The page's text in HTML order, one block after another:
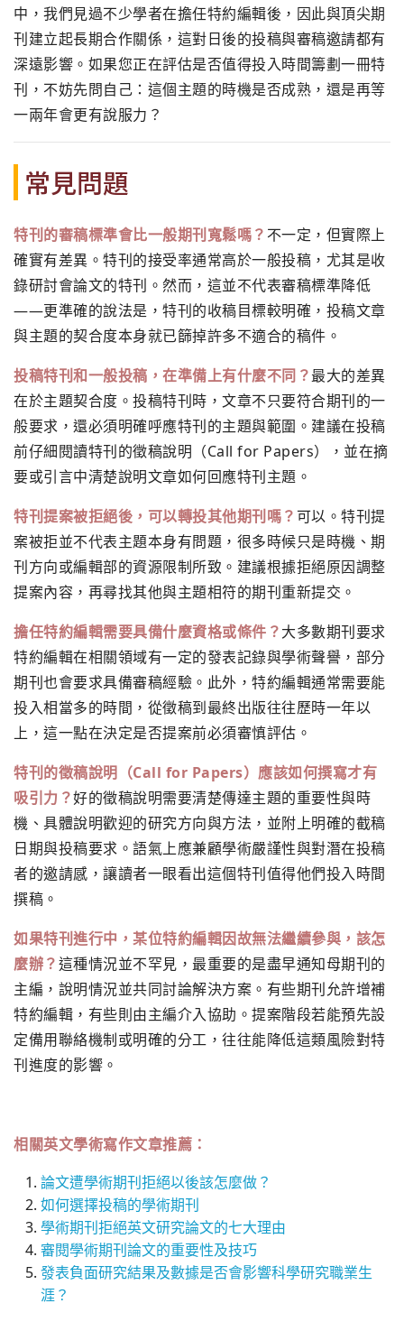
中，我們見過不少學者在擔任特約編輯後，因此與頂尖期
刊建立起長期合作關係，這對日後的投稿與審稿邀請都有
深遠影響。如果您正在評估是否值得投入時間籌劃一冊特
刊，不妨先問自己：這個主題的時機是否成熟，還是再等
一兩年會更有說服力？
常見問題
特刊的審稿標準會比一般期刊寬鬆嗎？ 不一定，但實際上
確實有差異。特刊的接受率通常高於一般投稿，尤其是收
錄研討會論文的特刊。然而，這並不代表審稿標準降低
——更準確的說法是，特刊的收稿目標較明確，投稿文章
與主題的契合度本身就已篩掉許多不適合的稿件。
投稿特刊和一般投稿，在準備上有什麼不同？最大的差異
在於主題契合度。投稿特刊時，文章不只要符合期刊的一
般要求，還必須明確呼應特刊的主題與範圍。建議在投稿
前仔細閱讀特刊的徵稿說明（Call for Papers），並在摘
要或引言中清楚說明文章如何回應特刊主題。
特刊提案被拒絕後，可以轉投其他期刊嗎？可以。特刊提
案被拒並不代表主題本身有問題，很多時候只是時機、期
刊方向或編輯部的資源限制所致。建議根據拒絕原因調整
提案內容，再尋找其他與主題相符的期刊重新提交。
擔任特約編輯需要具備什麼資格或條件？大多數期刊要求
特約編輯在相關領域有一定的發表記錄與學術聲譽，部分
期刊也會要求具備審稿經驗。此外，特約編輯通常需要能
投入相當多的時間，從徵稿到最終出版往往歷時一年以
上，這一點在決定是否提案前必須審慎評估。
特刊的徵稿說明（Call for Papers）應該如何撰寫才有
吸引力？好的徵稿說明需要清楚傳達主題的重要性與時
機、具體說明歡迎的研究方向與方法，並附上明確的截稿
日期與投稿要求。語氣上應兼顧學術嚴謹性與對潛在投稿
者的邀請感，讓讀者一眼看出這個特刊值得他們投入時間
撰稿。
如果特刊進行中，某位特約編輯因故無法繼續參與，該怎
麼辦？這種情況並不罕見，最重要的是盡早通知母期刊的
主編，說明情況並共同討論解決方案。有些期刊允許增補
特約編輯，有些則由主編介入協助。提案階段若能預先設
定備用聯絡機制或明確的分工，往往能降低這類風險對特
刊進度的影響。
相關英文學術寫作文章推薦：
論文遭學術期刊拒絕以後該怎麼做？
如何選擇投稿的學術期刊
學術期刊拒絕英文研究論文的七大理由
審閱學術期刊論文的重要性及技巧
發表負面研究結果及數據是否會影響科學研究職業生
涯？